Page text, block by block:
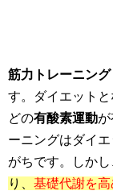
筋力トレーニング
す。ダイエット
どの有酸素運動
ーニングはダイ
がちです。しかし
り、 基礎代謝を